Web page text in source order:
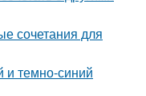
сочетания для
темно-синий